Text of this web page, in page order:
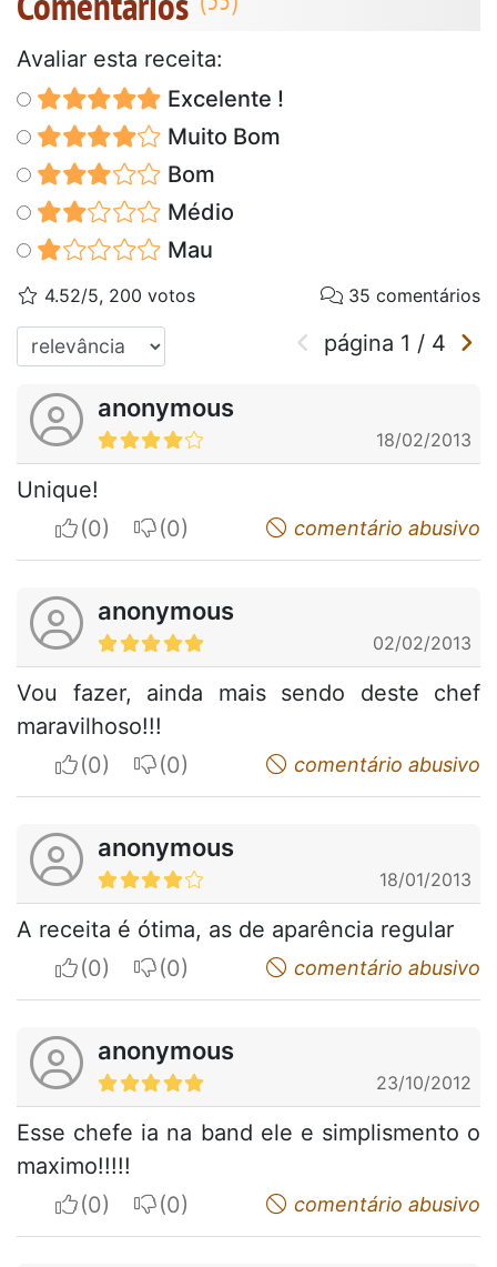
Avaliar esta receita:
Excelente !
Muito Bom
Bom
Médio
Mau
4.52/5, 200 votos 35 comentários
página 1 / 4
anonymous
18/02/2013
Unique!
I apreciateI do not appreciatecomentário abusivo
anonymous
02/02/2013
Vou fazer, ainda mais sendo deste chef
maravilhoso!!!
I apreciateI do not appreciatecomentário abusivo
anonymous
18/01/2013
A receita é ótima, as de aparência regular
I apreciateI do not appreciatecomentário abusivo
anonymous
23/10/2012
Esse chefe ia na band ele e simplismento o
maximo!!!!!
I apreciateI do not appreciatecomentário abusivo